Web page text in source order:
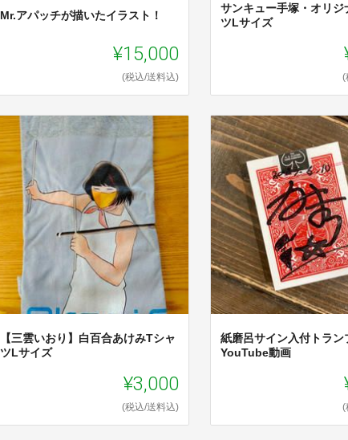
Mr.アパッチが描いたイラスト！
¥15,000
(税込/送料込)
サンキュー手塚・オリジ
ツLサイズ
(
【三雲いおり】白百合あけみTシャ
ツLサイズ
¥3,000
(税込/送料込)
紙磨呂サイン入付トラン
YouTube動画
(